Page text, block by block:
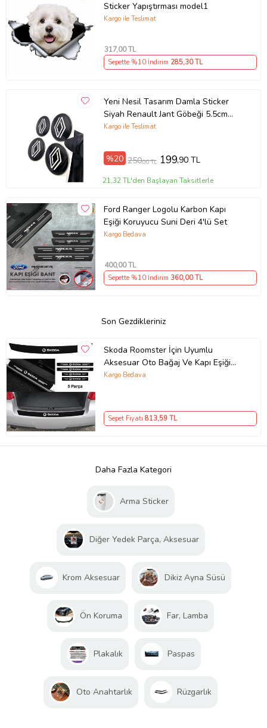
Sticker Yapıştırması model1
Kargo ile Teslimat
317,00 TL
Sepette %10 İndirim 285,30 TL
Yeni Nesil Tasarım Damla Sticker
Siyah Renault Jant Göbeği 5.5cm
Uyumlu
Kargo ile Teslimat
%20 250,00 TL 199,90 TL
21,32 TL'den Başlayan Taksitlerle
Ford Ranger Logolu Karbon Kapı
Eşiği Koruyucu Suni Deri 4'lü Set
Kargo Bedava
400,00 TL
Sepette %10 İndirim 360,00 TL
Son Gezdikleriniz
Skoda Roomster İçin Uyumlu
Aksesuar Oto Bağaj Ve Kapı Eşiği
Sticker Set Karbon
Kargo Bedava
Sepet Fiyatı 813,59 TL
Daha Fazla Kategori
Arma Sticker
Diğer Yedek Parça, Aksesuar
Krom Aksesuar Dikiz Ayna Süsü
Ön Koruma Far, Lamba
Plakalık Paspas
Oto Anahtarlık Rüzgarlık